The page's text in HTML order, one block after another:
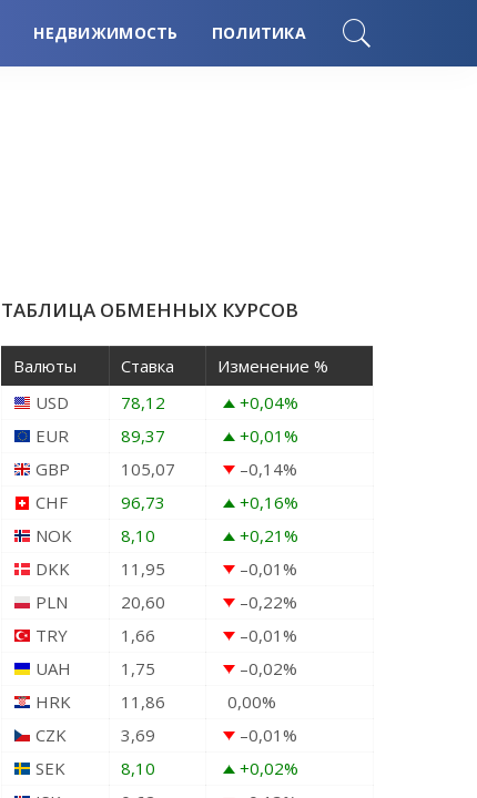
НЕДВИЖИМОСТЬ ПОЛИТИКА
ТАБЛИЦА ОБМЕННЫХ КУРСОВ
Валюты Ставка
Изменение %
USD
78,12 +0,04%
EUR
89,37 +0,01%
GBP
105,07 –0,14%
CHF
96,73 +0,16%
NOK
8,10 +0,21%
DKK
11,95 –0,01%
PLN
20,60 –0,22%
TRY
1,66 –0,01%
UAH
1,75 –0,02%
HRK
11,86 0,00%
CZK
3,69 –0,01%
SEK
8,10 +0,02%